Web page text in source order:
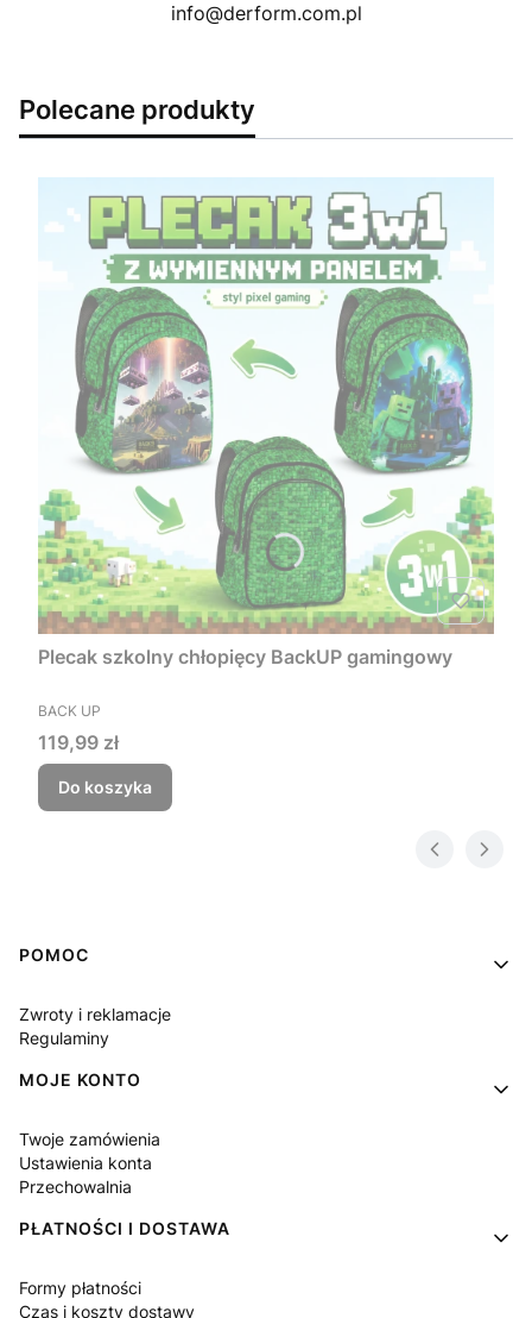
info@derform.com.pl
Polecane produkty
Plecak szkolny chłopięcy BackUP gamingowy
PRODUCENT
BACK UP
Cena
119,99 zł
Do koszyka
Linki w stopce
POMOC
Zwroty i reklamacje
Regulaminy
MOJE KONTO
Twoje zamówienia
Ustawienia konta
Przechowalnia
PŁATNOŚCI I DOSTAWA
Formy płatności
Czas i koszty dostawy